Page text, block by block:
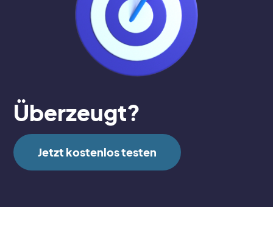
Überzeugt?
Jetzt kostenlos testen